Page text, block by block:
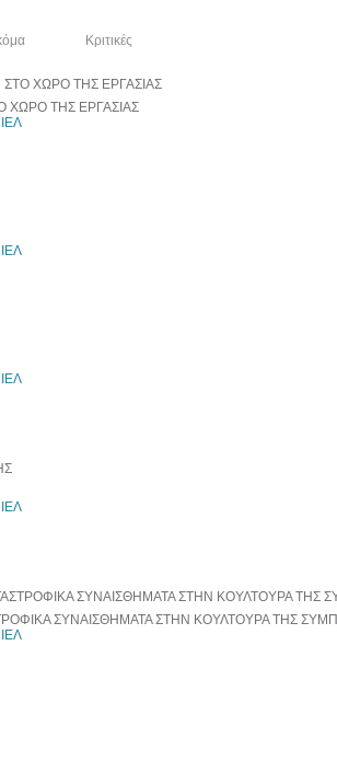
Κριτικές
ΤΗΣ ΕΡΓΑΣΙΑΣ
ΣΥΝΑΙΣΘΗΜΑΤΑ ΣΤΗΝ ΚΟΥΛΤΟΥΡΑ ΤΗΣ